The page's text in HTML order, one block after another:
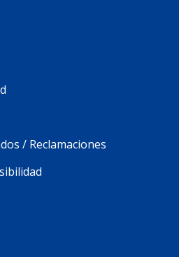
/ Reclamaciones